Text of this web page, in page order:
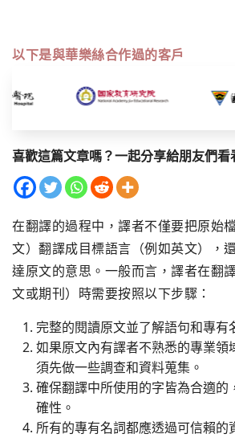
以下是與華樂絲合作過的客戶
喜歡這篇文章嗎？一起分享給朋友們看
在翻譯的過程中，譯者不僅要把原始
文）翻譯成目標語言（例如英文），
達原文的意思。一般而言，譯者在翻
文或期刊）時需要按照以下步驟：
完整的閱讀原文並了解語句和專有
如果原文內有譯者不熟悉的專業領
須先做一些調查和資料蒐集。
確保翻譯中所使用的字皆為合適的
確性。
所有的專有名詞都應透過可信賴的